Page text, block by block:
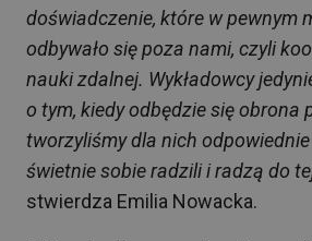
doświadczenie, które w pewnym
odbywało się poza nami, czyli
nauki zdalnej. Wykładowcy
o tym, kiedy odbędzie się obrona
tworzyliśmy dla nich
świetnie sobie radzili i radzą do
stwierdza Emilia Nowacka.